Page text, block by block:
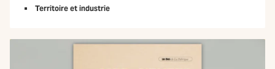
Territoire et industrie